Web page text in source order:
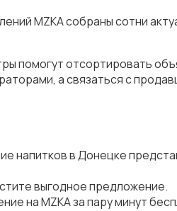
MZKA собраны сотни
помогут отсортировать
а связаться с
напитков в Донецке
выгодное предложение.
на MZKA за пару минут